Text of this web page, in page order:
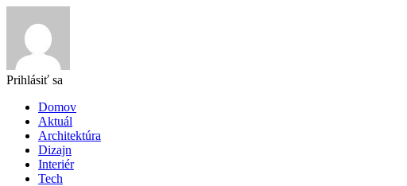
Prihlásiť sa
Domov
Aktuál
Architektúra
Dizajn
Interiér
Tech